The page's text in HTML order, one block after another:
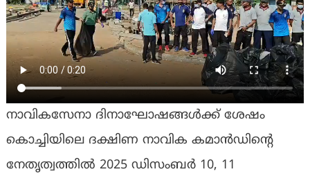
നാവികസേനാ ദിനാഘോഷങ്ങൾക്ക് ശേഷം
കൊച്ചിയിലെ ദക്ഷിണ നാവിക കമാൻഡിന്റെ
നേതൃത്വത്തിൽ 2025 ഡിസംബർ 10, 11